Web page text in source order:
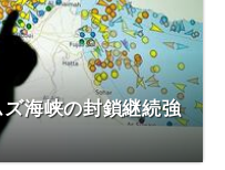
海峡の封鎖継続強